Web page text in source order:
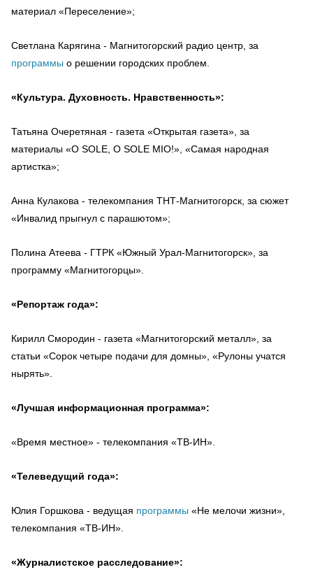
материал «Переселение»;
Светлана Карягина - Магнитогорский радио центр, за
программы о решении городских проблем.
«Культура. Духовность. Нравственность»:
Татьяна Очеретяная - газета «Открытая газета», за
материалы «О SOLE, O SOLE MIO!», «Самая народная
артистка»;
Анна Кулакова - телекомпания ТНТ-Магнитогорск, за сюжет
«Инвалид прыгнул с парашютом»;
Полина Атеева - ГТРК «Южный Урал-Магнитогорск», за
программу «Магнитогорцы».
«Репортаж года»:
Кирилл Смородин - газета «Магнитогорский металл», за
статьи «Сорок четыре подачи для домны», «Рулоны учатся
нырять».
«Лучшая информационная программа»:
«Время местное» - телекомпания «ТВ-ИН».
«Телеведущий года»:
Юлия Горшкова - ведущая программы «Не мелочи жизни»,
телекомпания «ТВ-ИН».
«Журналистское расследование»: